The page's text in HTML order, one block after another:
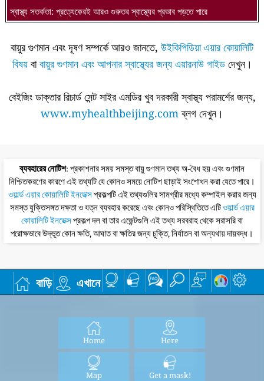
স্বাস্থ্য সতর্কতা: প্রত্যেকেরই আরও গুরুতর স্বাস্থ্যের প্রভাব পড়তে পারে
বায়ুর গুণমান এবং দূষণ সম্পর্কে আরও জানতে, উইকিপিডিয়া এয়ার কোয়ালিটি
বিষয়বাবায়ুর গুণমান এবং আপনার স্বাস্থ্যের জন্য এয়ারনাউ গাইডদেখুন।
বেইজিং ডাক্তার রিচার্ড সেন্ট সাইর এমডির খুব দরকারী স্বাস্থ্য পরামর্শের জন্য,
www.myhealthbeijing.comব্লগ দেখুন।
ব্যবহারের নোটিশ: প্রকাশনার সময় সমস্ত বায়ু গুণমান তথ্য অ-বৈধ হয় এবং গুণমান
নিশ্চিতকরণের কারণে এই তথ্যটি যে কোনও সময়ে নোটিশ ছাড়াই সংশোধন করা যেতে পারে।
ওয়ার্ল্ড এয়ার কোয়ালিটি ইনডেক্সপ্রকল্পটি এই তথ্যগুলির সামগ্রীর মধ্যে কম্পাইল করার জন্য
সমস্ত যুক্তিসঙ্গত দক্ষতা ও যত্ন ব্যবহার করেছে এবং কোনও পরিস্থিতিতে এটিওয়ার্ল্ড এয়ার
কোয়ালিটি ইনডেক্সপ্রকল্প দল বা তার এজেন্টগুলি এই তথ্য সরবরাহ থেকে সরাসরি বা
পরোক্ষভাবে উদ্ভূত কোন ক্ষতি, আঘাত বা ক্ষতির জন্য চুক্তি, নির্যাতন বা অন্যথায় দায়বদ্ধ।
বাড়ি এখানে
Home Here
Map Get a mask!